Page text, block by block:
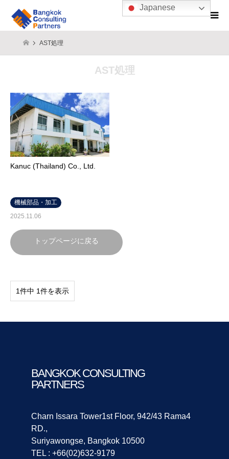
AST処理
AST処理
Kanuc (Thailand) Co., Ltd.
機械部品・加工
2025.11.06
トップページに戻る
1件中 1件を表示
BANGKOK CONSULTING
PARTNERS
Charn Issara Tower1st Floor, 942/43 Rama4
RD.,
Suriyawongse, Bangkok 10500
TEL : +66(02)632-9179
Japanese